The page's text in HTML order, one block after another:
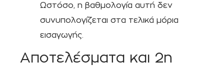
Ωστόσο, η βαθμολογία αυτή δεν
συνυπολογίζεται στα τελικά μόρια
εισαγωγής.
Αποτελέσματα και 2η